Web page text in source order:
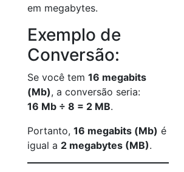
em megabytes.
Exemplo de
Conversão:
Se você tem 16 megabits
(Mb), a conversão seria:
16 Mb ÷ 8 = 2 MB.
Portanto, 16 megabits (Mb) é
igual a 2 megabytes (MB).